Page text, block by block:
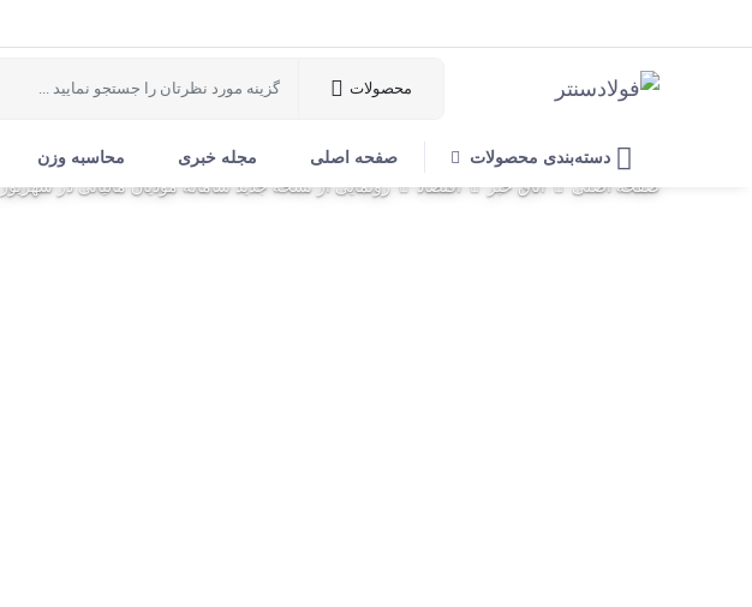
محصولات
دسته‌بندی محصولات صفحه اصلی مجله خبری محاسبه وزن
صفحه اصلی
اتاق خبر اقتصاد رونمایی از نسخه جدید سامانه مودیان مالیاتی در شهریور